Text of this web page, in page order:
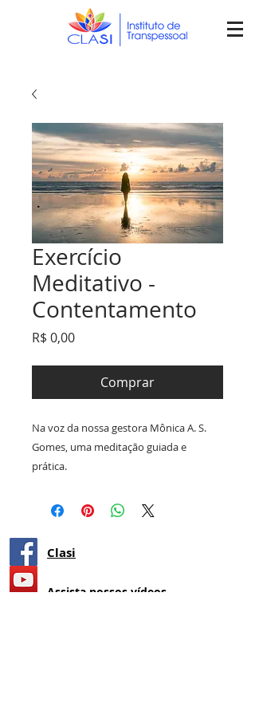
Exercício
Meditativo -
Contentamento
R$ 0,00Preço
Comprar
Na voz da nossa gestora Mônica A. S.
Gomes, uma meditação guiada e
prática.
Clasi
Assista nossos vídeos